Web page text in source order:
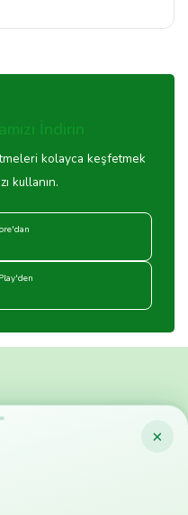
×
İndirin
kolayca keşfetmek
kullanın.
Hizmeti Kolayca Sunar
En UYGUN fiyatlı
Kulak ver KAR’lı Çık.